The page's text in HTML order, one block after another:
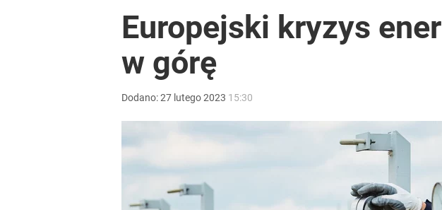
Europejski kryzys
w górę
Dodano:27 lutego2023 15:30